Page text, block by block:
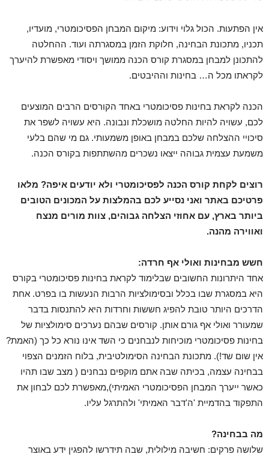
אין הפתעות. הכול גלוי וידוע: מיקום המבחן הפסיכומטרי, מועדיו,
תכניו, מתכונת הבחינה, חלוקת הזמן במסגרתה ועוד. ההחלטה
להתכונן למבחן במסגרת קורס הכנה ממושך ויסודי מאפשרת להיערך
לקראתו מכל ה… בחינות וההיבטים.
הכנה לקראת בחינות פסיכומטרי באחד הקורסים הרבים המוצעים
לכם, עשויה להיות החלטה מושכלת ונבונה. היא עשויה לשפר את
סיכויי ההצלחה שלכם במבחן באופן משמעותי. גם מי שהם בלעי
משמעת עצמית גבוהה ייצאו נשכרים מהשתתפות בקורס הכנה.
רוצים לקחת קורס הכנה לפסיכומטרי ולא יודעים איפה? מלאו
פרטיכם באתר ואני נסייע לכם בהמלצות על המכונים הטובים
ביותר בארץ, עם אחוזי הצלחה גבוהים, צוות מורים מנצח
ואווירה מהנה.
חשש מבחינות ואולי אף חרדה:
אחד היתרונות החשובים שבלימוד לקראת בחינות פסיכומטרי בקורס
היא במסגרת שבו בכלל ובסימולציות הרבות הנעשות בו בפרט. אחת
הדרכים היותר טובת להפיג חששות וחרדות היא להתנסות בדבר
שמעורר ואולי אף גורם אותן. קורסים שבהם נערכים סימולציות של
בחינות פסיכומטרי מוכיחות לנבחנים כי השד אינו נורא כל כך (האמת?
אין שום שד!). מתכונת הבחינה הסימולטיבית, בלוח הזמנים הצפוי
בבחינה עצמה, בכיתה שבה אתם מוקפים נבחנים ( מצב שבו תהיו
כאשר ייערך המבחן הפסיכומטרי האמיתי),מאפשרת לכם לבחון את
התפקוד בהדמיית 'ה'דבר האמיתי' ולהתרגל עליו.
מה בבחינה?
שלושה פרקים: חשיבה מילולית, שבה תידרשו להפגין ידע באוצר